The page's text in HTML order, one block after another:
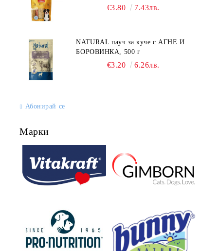
СОЛЕТИ за куче, УВИТИ
€3.80 7.43лв.
NATURAL пауч за куче с АГНЕ И
БОРОВИНКА, 500 г
€3.20 6.26лв.
Абонирай се
Марки